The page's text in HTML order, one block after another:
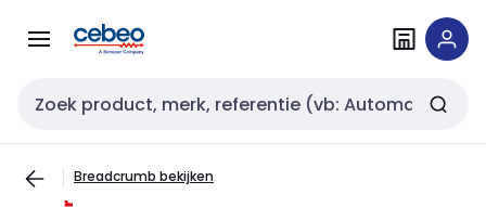
naar
naar
Zoekveld invoer
Breadcrumb bekijken